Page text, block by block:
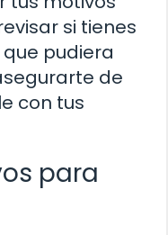
si tienes
pudiera
de
con tus
para